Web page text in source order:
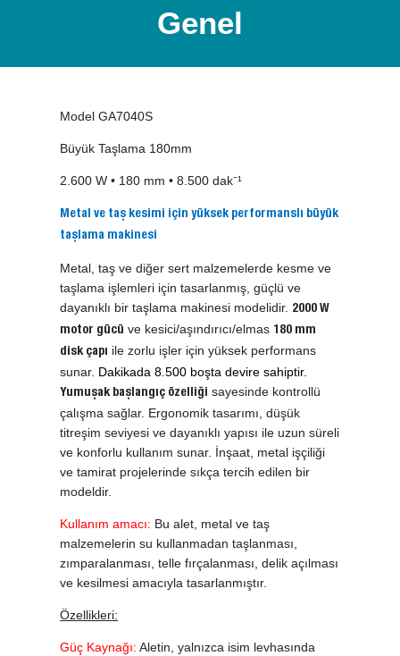
Genel
Model GA7040S
Büyük Taşlama 180mm
2.600 W • 180 mm • 8.500 dak⁻¹
Metal ve taş kesimi için yüksek performanslı büyük
taşlama makinesi
Metal, taş ve diğer sert malzemelerde kesme ve
taşlama işlemleri için tasarlanmış, güçlü ve
dayanıklı bir taşlama makinesi modelidir. 2000 W
motor gücü ve kesici/aşındırıcı/elmas 180 mm
disk çapı ile zorlu işler için yüksek performans
sunar. Dakikada 8.500 boşta devire sahiptir.
Yumuşak başlangıç özelliği sayesinde kontrollü
çalışma sağlar. Ergonomik tasarımı, düşük
titreşim seviyesi ve dayanıklı yapısı ile uzun süreli
ve konforlu kullanım sunar. İnşaat, metal işçiliği
ve tamirat projelerinde sıkça tercih edilen bir
modeldir.
Kullanım amacı: Bu alet, metal ve taş
malzemelerin su kullanmadan taşlanması,
zımparalanması, telle fırçalanması, delik açılması
ve kesilmesi amacıyla tasarlanmıştır.
Özellikleri:
Güç Kaynağı:Aletin, yalnızca isim levhasında